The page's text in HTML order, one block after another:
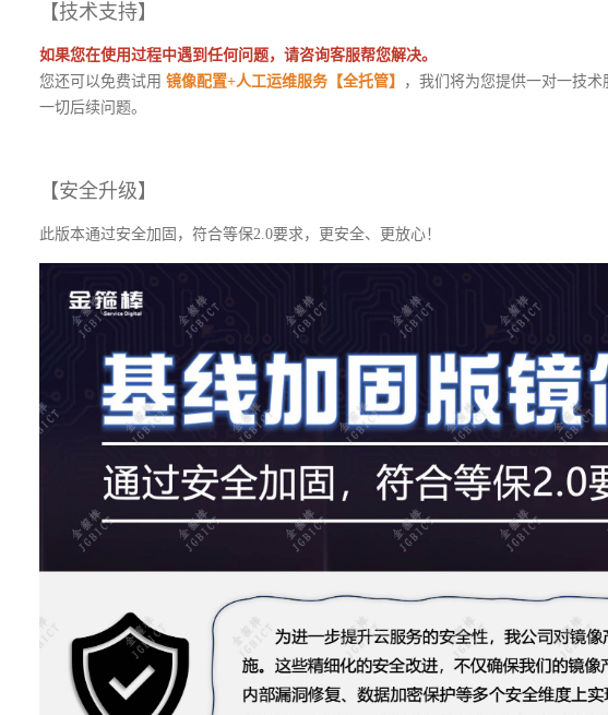
【技术支持】
如果您在使用过程中遇到任何问题，请咨询客服帮您解决。
您还可以免费试用 镜像配置+人工运维服务【全托管】
，我们将为您提供一对一技
一切后续问题。
【安全升级】
此版本通过安全加固，符合等保2.0要求，更安全、更放心！